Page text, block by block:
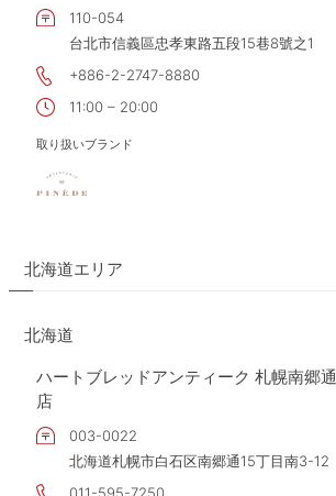
110-054
台北市信義區忠孝東路五段15巷8號之1
+886-2-2747-8880
11:00 – 20:00
取り扱いブランド
北海道エリア
北海道
ハートブレッドアンティーク 札幌南郷通
店
003-0022
北海道札幌市白石区南郷通15丁目南3-12
011-595-7250